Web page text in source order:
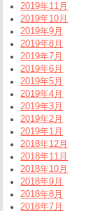
2019年11月
2019年10月
2019年9月
2019年8月
2019年7月
2019年6月
2019年5月
2019年4月
2019年3月
2019年2月
2019年1月
2018年12月
2018年11月
2018年10月
2018年9月
2018年8月
2018年7月